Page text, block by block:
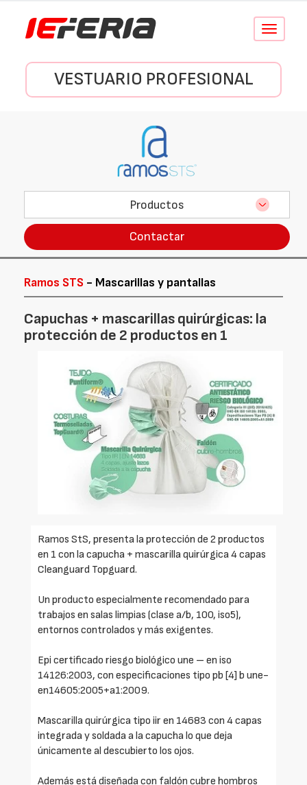
Conmutar
VESTUARIO PROFESIONAL
Productos
Contactar
Ramos STS - Mascarillas y pantallas
Capuchas + mascarillas quirúrgicas: la
protección de 2 productos en 1
Ramos StS, presenta la protección de 2 productos
en 1 con la capucha + mascarilla quirúrgica 4 capas
Cleanguard Topguard.
Un producto especialmente recomendado para
trabajos en salas limpias (clase a/b, 100, iso5),
entornos controlados y más exigentes.
Epi certificado riesgo biológico une – en iso
14126:2003, con especificaciones tipo pb [4] b une-
en14605:2005+a1:2009.
Mascarilla quirúrgica tipo iir en 14683 con 4 capas
integrada y soldada a la capucha lo que deja
únicamente al descubierto los ojos.
Además está diseñada con faldón cubre hombros